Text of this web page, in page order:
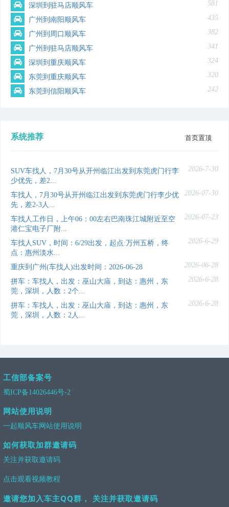
深圳到驻马店顺风车 581
广州到南阳顺风车 435
广州到周口顺风车 382
广州到驻马店顺风车 341
深圳到重庆顺风车 324
东莞到重庆顺风车 320
东莞到信阳顺风车 242
系统推荐 首页置顶
SUV车找人，7月30号从开州临江出发到东莞虎门行李
少优先，差2...
2026-7-30
车找人，7月30号从开州临江出发到东莞虎门行李少优
先，差2-3人...
2026-07-30
车找人工作日，上午06：00左右巴南珠江城附近至空
港仁宝电子厂附...
2026-07-23
车找人SUV，时间：6/29出发，起点:万州五桥，终
点：惠州淡水...
2026-6-29
重庆到广州(车找人)出发时间：2026-06-28 2026-06-28
拼车：车找人，出发：巫山大庙，到达：惠州，东
莞，深圳，人数：2个...
2026-6-28
拼车：车找人，出发：巫山大庙，到达：惠州，东
莞，深圳，人数：2人...
2026-6-28
工信部备案号
蜀ICP备14026446号-2
网站使用说明
一起顺风车网站使用说明
如何获取加群邀请码
关注并获取邀请码
点击观看视频教程
邀请您加入车主QQ群， 关注并获取邀请码